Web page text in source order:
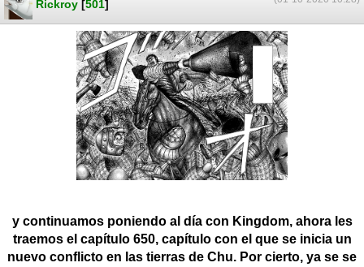
Rickroy [501]
y continuamos poniendo al día con Kingdom, ahora les
traemos el capítulo 650, capítulo con el que se inicia un
nuevo conflicto en las tierras de Chu. Por cierto, ya se se